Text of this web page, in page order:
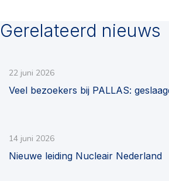
Gerelateerd nieuws
Veel bezoekers bij PALLAS:
22 juni 2026
Nieuwe leiding Nucleair Nederland
14 juni 2026